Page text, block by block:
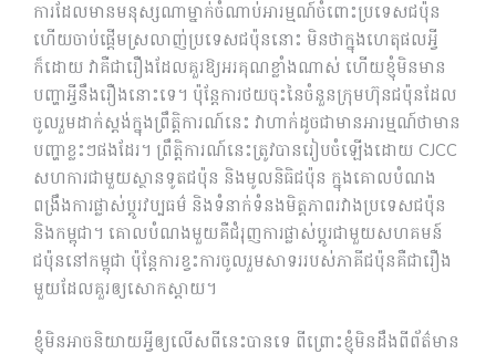
ការដែលមានមនុស្សណាម្នាក់ចំណាប់អារម្មណ៍ចំពោះប្រទេសជប៉ុន
ហើយចាប់ផ្ដើមស្រលាញ់ប្រទេសជប៉ុននោះ មិនថាក្នុងហេតុផលអ្វី
ក៏ដោយ វាគឺជារឿងដែលគួរឱ្យអរគុណខ្លាំងណាស់ ហើយខ្ញុំមិនមាន
បញ្ហាអ្វីនឹងរឿងនោះទេ។ ប៉ុន្តែការថយចុះនៃចំនួនក្រុមហ៊ុនជប៉ុនដែល
ចូលរួមដាក់ស្តង់ក្នុងព្រឹត្តិការណ៍នេះ វាហាក់ដូចជាមានអារម្មណ៍ថាមាន
បញ្ហាខ្លះៗផងដែរ។ ព្រឹត្តិការណ៍នេះត្រូវបានរៀបចំឡើងដោយ CJCC
សហការជាមួយស្ថានទូតជប៉ុន និងមូលនិធិជប៉ុន ក្នុងគោលបំណង
ពង្រឹងការផ្លាស់ប្តូរវប្បធម៌ និងទំនាក់ទំនងមិត្តភាពរវាងប្រទេសជប៉ុន
និងកម្ពុជា។ គោល​បំណង​មួយ​គឺ​ជំរុញ​ការ​ផ្លាស់​ប្តូរ​ជាមួយ​សហគមន៍​
ជប៉ុន​នៅ​កម្ពុជា ប៉ុន្តែ​ការ​ខ្វះ​ការ​ចូលរួមសាទរ​របស់​ភាគី​ជប៉ុន​គឺជារឿង
មួយដែល​គួរ​ឲ្យ​សោកស្ដាយ។
ខ្ញុំមិនអាចនិយាយអ្វីឲ្យលើសពីនេះបានទេ ពីព្រោះខ្ញុំមិនដឹងពីព័ត៌មាន